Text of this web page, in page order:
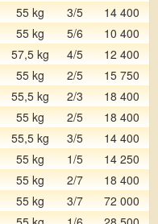
55 kg 3/5 14 400
55 kg 5/6 10 400
57,5 kg 4/5 12 400
55 kg 2/5 15 750
55,5 kg 2/3 18 400
55 kg 2/5 18 400
55,5 kg 3/5 14 400
55 kg 1/5 14 250
55 kg 2/7 18 400
55 kg 3/7 72 000